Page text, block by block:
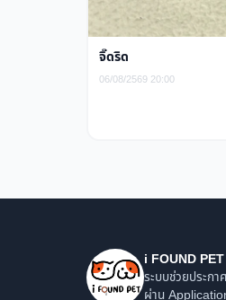
จิ๊ดริด
06/08/2569 20:00
i FOUND PET
ระบบช่วยประก
ผ่าน